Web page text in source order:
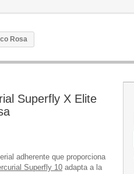
Rosa
Superfly X Elite
adherente que proporciona
Superfly 10 adapta a la